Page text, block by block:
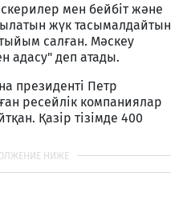
мен бейбіт және
жүк тасымалдайтын
салған. Мәскеу
адасу" деп атады.
президенті Петр
ресейлік компаниялар
Қазір тізімде 400